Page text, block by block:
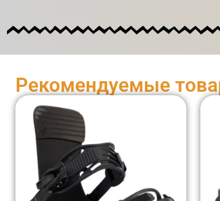
Рекомендуемые